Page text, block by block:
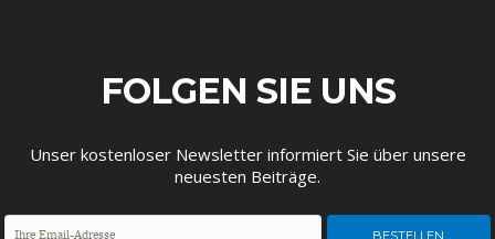
DEUTSCHLAND UND DIE
MAKROTHEK
FOLGEN SIE UNS
Unser kostenloser Newsletter informiert Sie über unsere
neuesten Beiträge.